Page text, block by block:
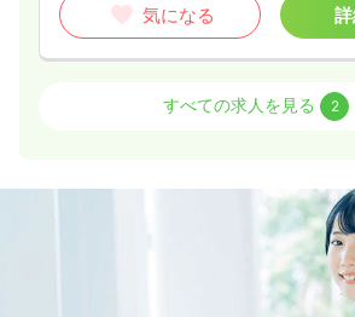
気になる
賞与4.5ヶ月
月給22万円以上可
すべての求人を見る 2